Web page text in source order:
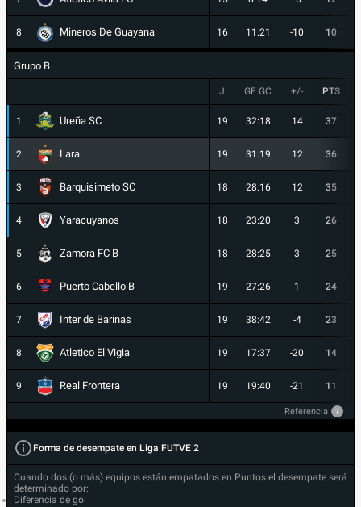
8 Mineros De Guayana 16 11:21 -10 10
Grupo B
J GF:GC +/- PTS
1 Ureña SC 19 32:18 14 37
2 Lara 19 31:19 12 36
3 Barquisimeto SC 18 28:16 12 35
4 Yaracuyanos 18 23:20 3 26
5 Zamora FC B 18 28:25 3 25
6 Puerto Cabello B 19 27:26 1 24
7 Inter de Barinas 19 38:42 -4 23
8 Atletico El Vigia 19 17:37 -20 14
9 Real Frontera 19 19:40 -21 11
Referencia ?
Forma de desempate en Liga FUTVE 2
Cuando dos (o más) equipos están empatados en Puntos el desempate será
determinado por:
Diferencia de gol